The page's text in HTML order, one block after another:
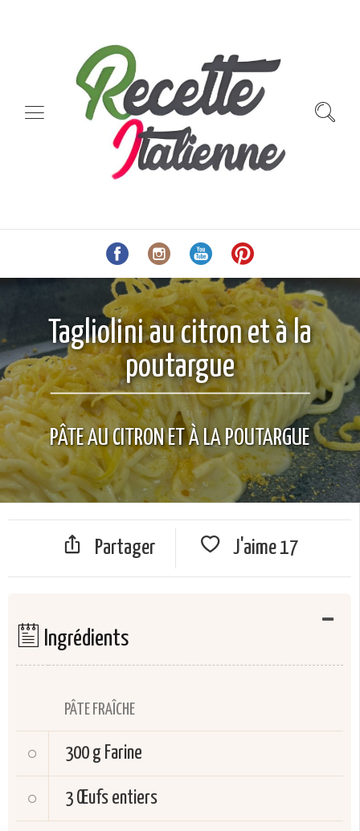
Tagliolini au citron et à la
poutargue
PÂTE AU CITRON ET À LA POUTARGUE
Partager J'aime17
Ingrédients
PÂTE FRAÎCHE
300 g Farine
3 Œufs entiers